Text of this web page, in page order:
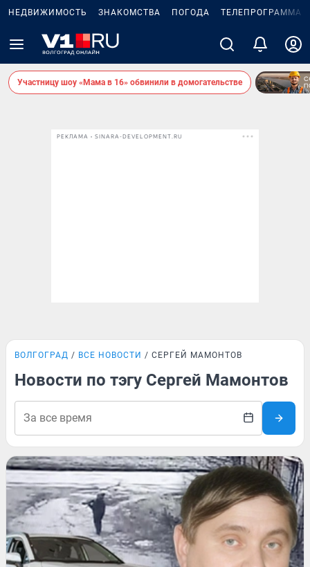
НЕДВИЖИМОСТЬ ЗНАКОМСТВА ПОГОДА ТЕЛЕПРОГРАММА
Участницу шоу «Мама в 16» обвинили в домогательстве
РЕКЛАМА • SINARA-DEVELOPMENT.RU
ВОЛГОГРАД ВСЕ НОВОСТИ СЕРГЕЙ МАМОНТОВ
Новости по тэгу Сергей Мамонтов